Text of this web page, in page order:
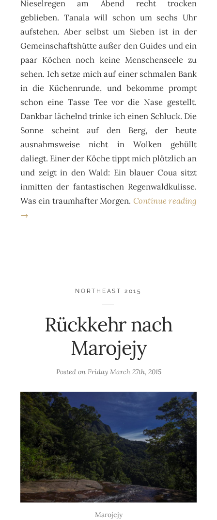
Nieselregen am Abend recht trocken
geblieben. Tanala will schon um sechs Uhr
aufstehen. Aber selbst um Sieben ist in der
Gemeinschaftshütte außer den Guides und ein
paar Köchen noch keine Menschenseele zu
sehen. Ich setze mich auf einer schmalen Bank
in die Küchenrunde, und bekomme prompt
schon eine Tasse Tee vor die Nase gestellt.
Dankbar lächelnd trinke ich einen Schluck. Die
Sonne scheint auf den Berg, der heute
ausnahmsweise nicht in Wolken gehüllt
daliegt. Einer der Köche tippt mich plötzlich an
und zeigt in den Wald: Ein blauer Coua sitzt
inmitten der fantastischen Regenwaldkulisse.
Was ein traumhafter Morgen. Continue reading
→
NORTHEAST 2015
Rückkehr nach
Marojejy
Posted on Friday March 27th, 2015
Marojejy